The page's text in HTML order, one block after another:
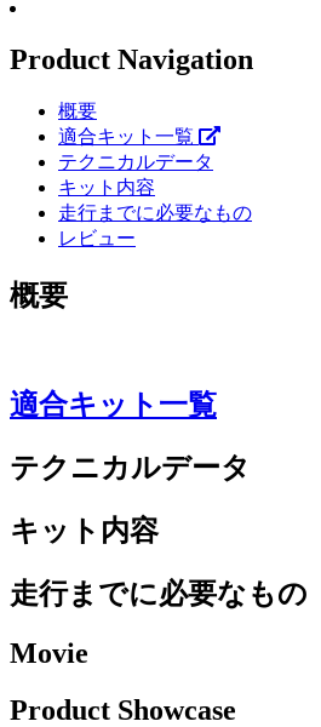
Product Navigation
概要
適合キット一覧
テクニカルデータ
キット内容
走行までに必要なもの
レビュー
概要
適合キット一覧
テクニカルデータ
キット内容
走行までに必要なもの
Movie
Product Showcase